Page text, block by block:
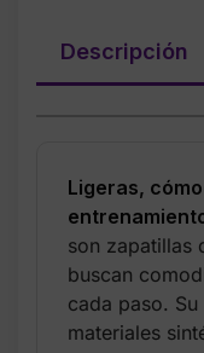
Descripción
Ligeras,
son zapatillas
buscan
cada paso.
materiales